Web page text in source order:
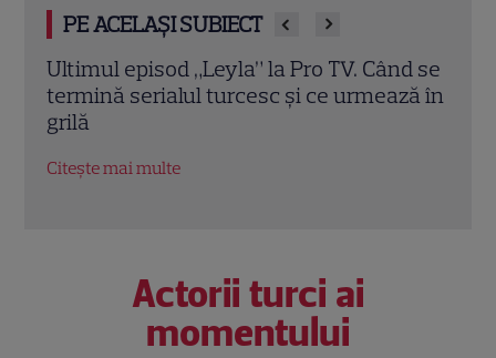
PE ACELAȘI SUBIECT
A apărut revista TVmania nr. 30. Irina
Rimes este vedeta copertei, iar Iuliana
Pepene și marile premiere TV
Actorii turci ai
momentului